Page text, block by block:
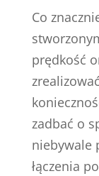
Co
prędkość
zadbać o
niebywale
łączenia